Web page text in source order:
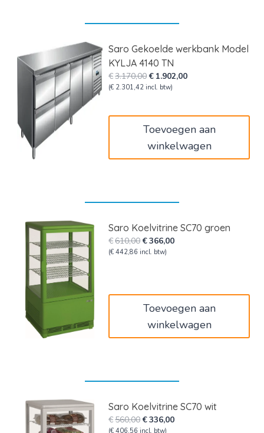
Saro Gekoelde werkbank Model
KYLJA 4140 TN
€3.170,00Oorspronkelijke
prijs
€3.170,00.
€ 1.902,00Huidige
€1.902,00.
(€ 2.301,42 incl. btw)
Toevoegen aan
winkelwagen
Saro Koelvitrine SC70 groen
€610,00Oorspronkelijke
prijs
€366,00Huidige
(€ 442,86 incl. btw)
Toevoegen aan
winkelwagen
Saro Koelvitrine SC70 wit
€560,00Oorspronkelijke
€336,00Huidige
(€ 406,56 incl. btw)